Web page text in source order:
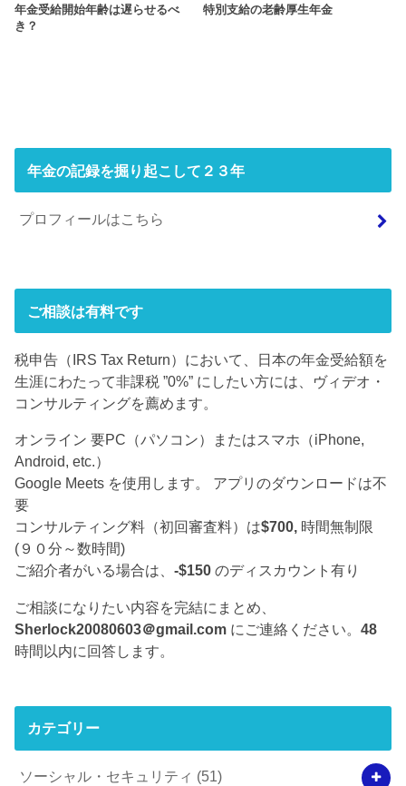
年金受給開始年齢は遅らせるべ
き？
特別支給の老齢厚生年金
年金の記録を掘り起こして２３年
プロフィールはこちら
ご相談は有料です
税申告（IRS Tax Return）において、日本の年金受給額を
生涯にわたって非課税 ”0%” にしたい方には、ヴィデオ・
コンサルティングを薦めます。
オンライン 要PC（パソコン）またはスマホ（iPhone,
Android, etc.）
Google Meets を使用します。 アプリのダウンロードは不
要
コンサルティング料（初回審査料）は$700, 時間無制限
(９０分～数時間)
ご紹介者がいる場合は、-$150 のディスカウント有り
ご相談になりたい内容を完結にまとめ、
Sherlock20080603＠gmail.com にご連絡ください。48
時間以内に回答します。
カテゴリー
ソーシャル・セキュリティ (51)